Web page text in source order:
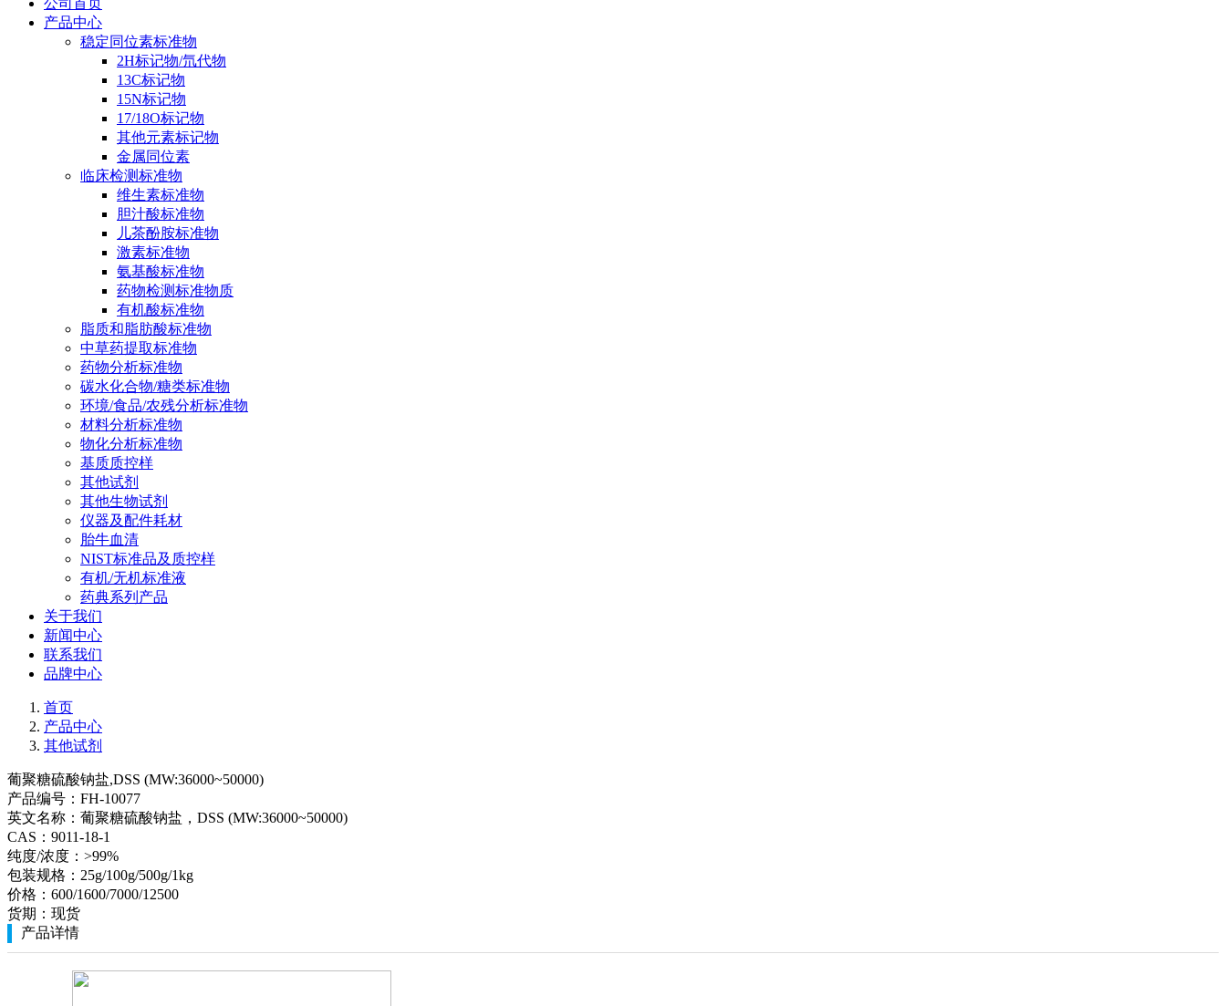
公司首页
产品中心
稳定同位素标准物
2H标记物/氘代物
13C标记物
15N标记物
17/18O标记物
其他元素标记物
金属同位素
临床检测标准物
维生素标准物
胆汁酸标准物
儿茶酚胺标准物
激素标准物
氨基酸标准物
药物检测标准物质
有机酸标准物
脂质和脂肪酸标准物
中草药提取标准物
药物分析标准物
碳水化合物/糖类标准物
环境/食品/农残分析标准物
材料分析标准物
物化分析标准物
基质质控样
其他试剂
其他生物试剂
仪器及配件耗材
胎牛血清
NIST标准品及质控样
有机/无机标准液
药典系列产品
关于我们
新闻中心
联系我们
品牌中心
首页
产品中心
其他试剂
葡聚糖硫酸钠盐,DSS (MW:36000~50000)
产品编号： FH-10077
英文名称： 葡聚糖硫酸钠盐，DSS (MW:36000~50000)
CAS： 9011-18-1
纯度/浓度： >99%
包装规格： 25g/100g/500g/1kg
价格： 600/1600/7000/12500
货期： 现货
产品详情